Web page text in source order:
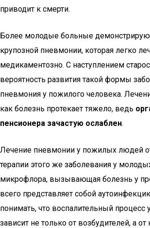
приводит к смерти.
Более молодые больные
крупозной пневмонии, которая легко
медикаментозно. С наступлением
вероятность развития такой формы
пневмония у пожилого человека.
как болезнь протекает тяжело, ведь
пенсионера зачастую ослаблен.
Лечение пневмонии у пожилых людей
терапии этого же заболевания у
микрофлора, вызывающая болезнь у
всего представляет собой
понимать, что воспалительный процесс
зависит не только от возбудителей, а от